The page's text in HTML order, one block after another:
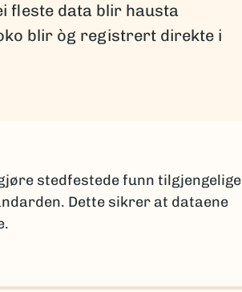
fleste data blir hausta
blir òg registrert direkte i
stedfestede funn tilgjengelige
Dette sikrer at dataene
din institusjon for å få et
mal.